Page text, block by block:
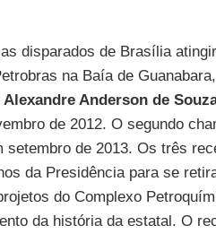
disparados de Brasília
na Baía de
Alexandre Anderson de
de 2012. O segundo
setembro de 2013. Os três
da Presidência para se
do Complexo
da história da estatal. O